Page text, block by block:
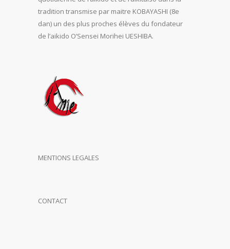
tradition transmise par maitre KOBAYASHI (8e
dan) un des plus proches élèves du fondateur
de l’aikido O’Sensei Morihei UESHIBA.
MENTIONS LEGALES
CONTACT